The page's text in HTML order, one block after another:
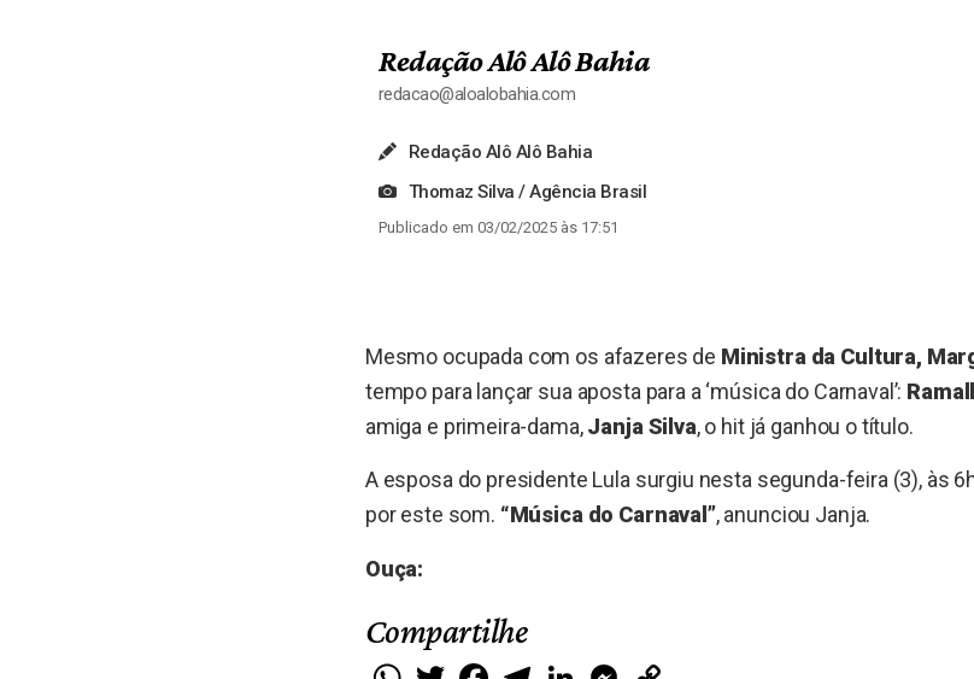
Redação Alô Alô Bahia
redacao@aloalobahia.com
Redação Alô Alô Bahia
Thomaz Silva / Agência Brasil
Publicado em 03/02/2025 às 17:51
Mesmo ocupada com os afazeres de Ministra da Cultura,
tempo para lançar sua aposta para a ‘música do Carnaval’:
amiga e primeira-dama,Janja Silva, o hit já ganhou o título.
A esposa do presidente Lula surgiu nesta segunda-feira (3), às
por este som. “Música do Carnaval”, anunciou Janja.
Ouça:
Compartilhe
WhatsApp
Twitter FacebookTelegramLinkedIn Messenger